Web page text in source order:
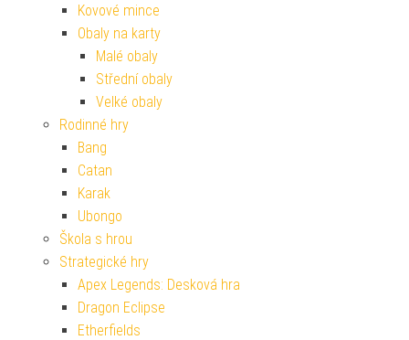
Kovové mince
Obaly na karty
Malé obaly
Střední obaly
Velké obaly
Rodinné hry
Bang
Catan
Karak
Ubongo
Škola s hrou
Strategické hry
Apex Legends: Desková hra
Dragon Eclipse
Etherfields